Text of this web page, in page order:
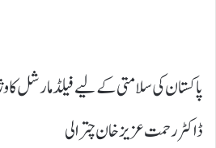
پاکستان کی سلامتی کے لیے فیلڈ مارشل
ڈاکٹر رحمت عزیز خان چترالی